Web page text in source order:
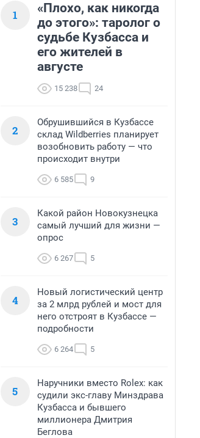
1
«Плохо, как никогда
до этого»: таролог о
судьбе Кузбасса и
его жителей в
августе
15 238 24
2
Обрушившийся в Кузбассе
склад Wildberries планирует
возобновить работу — что
происходит внутри
6 585 9
3
Какой район Новокузнецка
самый лучший для жизни —
опрос
6 267 5
4
Новый логистический центр
за 2 млрд рублей и мост для
него отстроят в Кузбассе —
подробности
6 264 5
5
Наручники вместо Rolex: как
судили экс-главу Минздрава
Кузбасса и бывшего
миллионера Дмитрия
Беглова